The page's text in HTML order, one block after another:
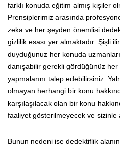
farklı konuda eğitim almış kişiler
Prensiplerimiz arasında
zeka ve her şeyden önemlisi
gizlilik esası yer almaktadır. Şişli
duyduğunuz her konuda
danışabilir gerekli gördüğünüz her
yapmalarını talep edebilirsiniz.
olmayan herhangi bir konu
karşılaşılacak olan bir konu
faaliyet gösterilmeyecek ve sizinle
Bunun nedeni ise dedektiflik